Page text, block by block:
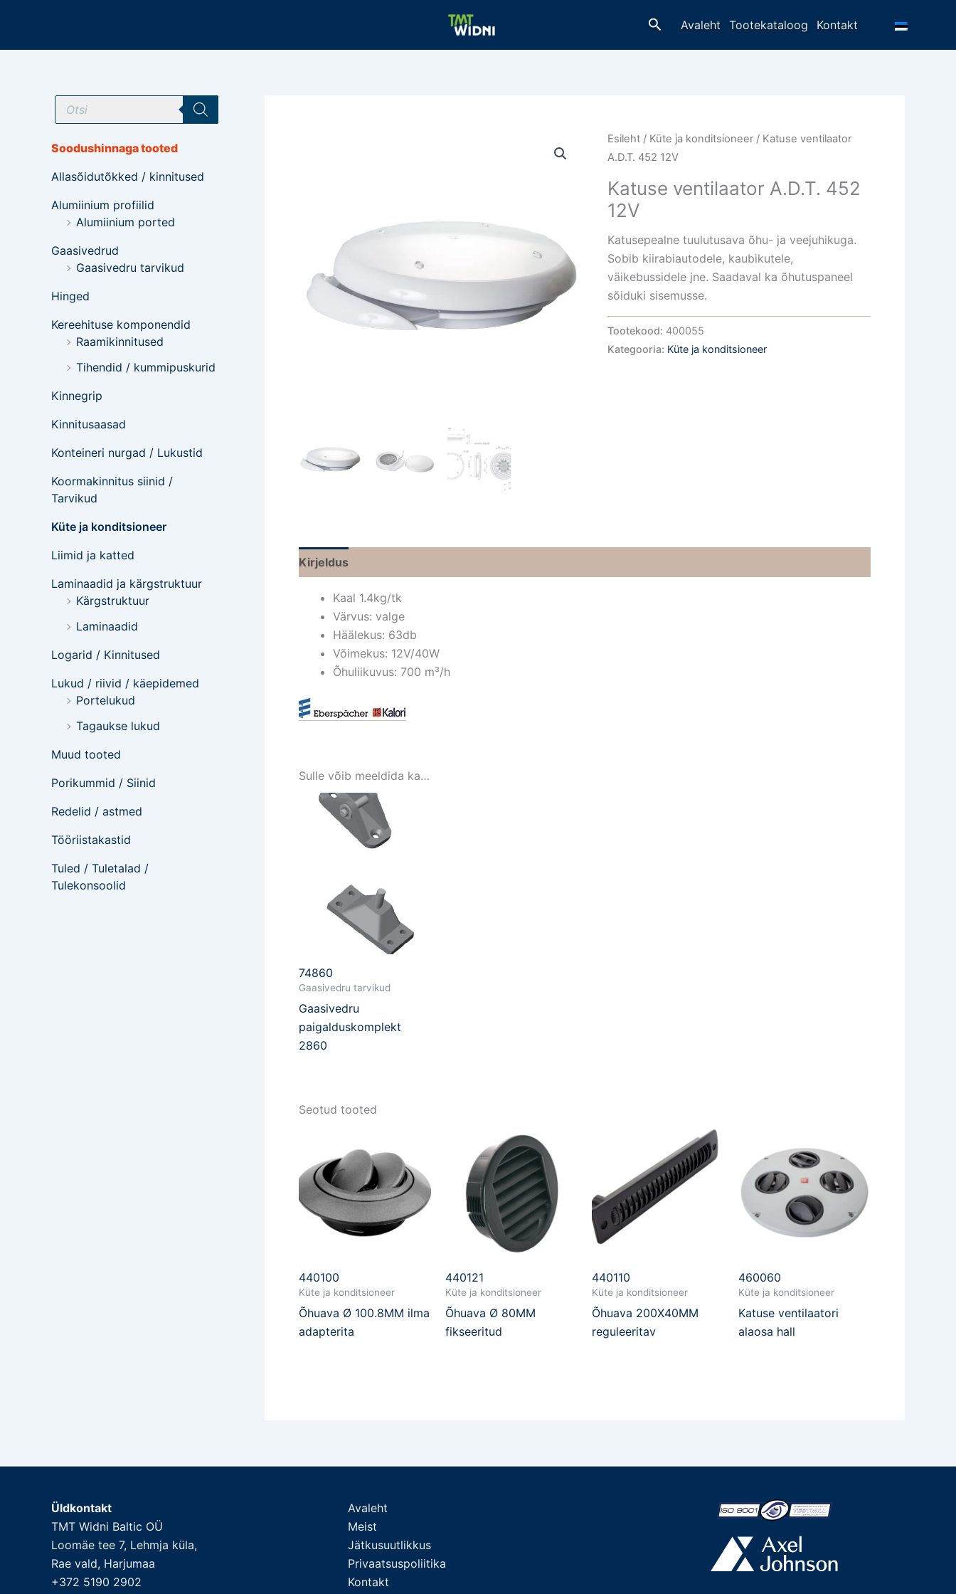
OtsingAvaleht Tootekataloog Kontakt
T
o
e
t
e
o
s
Soodushinnaga tooted
Allasõidutõkked / kinnitused
Alumiinium profiilid
Alumiinium ported
Gaasivedrud
Gaasivedru tarvikud
Hinged
Kereehituse komponendid
Raamikinnitused
Tihendid / kummipuskurid
Kinnegrip
Kinnitusaasad
Konteineri nurgad / Lukustid
Koormakinnitus siinid /
Tarvikud
Küte ja konditsioneer
Liimid ja katted
Laminaadid ja kärgstruktuur
Kärgstruktuur
Laminaadid
Logarid / Kinnitused
Lukud / riivid / käepidemed
Portelukud
Tagaukse lukud
Muud tooted
Porikummid / Siinid
Redelid / astmed
Tööriistakastid
Tuled / Tuletalad /
Tulekonsoolid
Esileht / Küte ja konditsioneer / Katuse ventilaator
A.D.T. 452 12V
Katuse ventilaator A.D.T. 452
12V
Katusepealne tuulutusava õhu- ja veejuhikuga.
Sobib kiirabiautodele, kaubikutele,
väikebussidele jne. Saadaval ka õhutuspaneel
sõiduki sisemusse.
Tootekood: 400055
Kategooria: Küte ja konditsioneer
Kirjeldus
Kaal 1.4kg/tk
Värvus: valge
Häälekus: 63db
Võimekus: 12V/40W
Õhuliikuvus: 700 m³/h
Sulle võib meeldida ka…
74860
Gaasivedru tarvikud
Gaasivedru
paigalduskomplekt
2860
Seotud tooted
440100
Küte ja konditsioneer
Õhuava Ø 100.8MM ilma
adapterita
440121
Küte ja konditsioneer
Õhuava Ø 80MM
fikseeritud
440110
Küte ja konditsioneer
Õhuava 200X40MM
reguleeritav
460060
Küte ja konditsioneer
Katuse ventilaatori
alaosa hall
Üldkontakt
TMT Widni Baltic OÜ
Loomäe tee 7, Lehmja küla,
Rae vald, Harjumaa
+372 5190 2902
Avaleht
Meist
Jätkusuutlikkus
Privaatsuspoliitika
Kontakt